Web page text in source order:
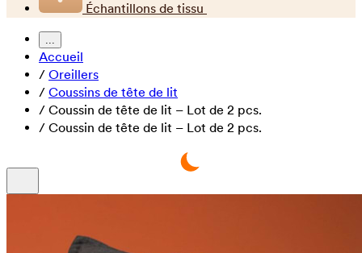
Échantillons de tissu
...
Accueil
/ Oreillers
/ Coussins de tête de lit
/ Coussin de tête de lit – Lot de 2 pcs.
/ Coussin de tête de lit – Lot de 2 pcs.